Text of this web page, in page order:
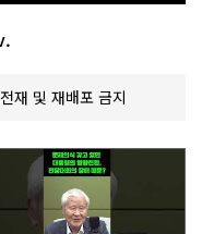
및 재배포 금지